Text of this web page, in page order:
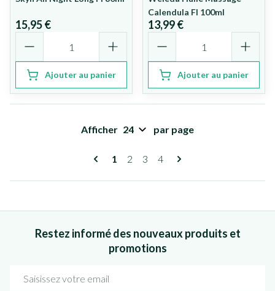
15,95 €
Ajouter au panier
Calendula Fl 100ml
13,99 €
Ajouter au panier
Pages
Vous lisez actuellement la page
1 Page
2 Page
3 Page
4
Afficher par page
Restez informé des nouveaux produits et
promotions